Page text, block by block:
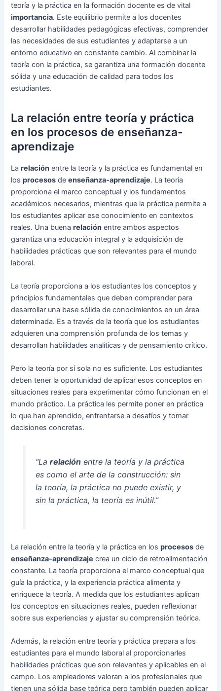
teoría y la práctica en la formación docente es de vital
importancia. Este equilibrio permite a los docentes
desarrollar habilidades pedagógicas efectivas, comprender
las necesidades de sus estudiantes y adaptarse a un
entorno educativo en constante cambio. Al combinar la
teoría con la práctica, se garantiza una formación docente
sólida y una educación de calidad para todos los
estudiantes.
La relación entre teoría y práctica
en los procesos de enseñanza-
aprendizaje
Larelación entre la teoría y la práctica es fundamental en
losprocesos deenseñanza-aprendizaje. La teoría
proporciona el marco conceptual y los fundamentos
académicos necesarios, mientras que la práctica permite a
los estudiantes aplicar ese conocimiento en contextos
reales. Una buenarelación entre ambos aspectos
garantiza una educación integral y la adquisición de
habilidades prácticas que son relevantes para el mundo
laboral.
La teoría proporciona a los estudiantes los conceptos y
principios fundamentales que deben comprender para
desarrollar una base sólida de conocimientos en un área
determinada. Es a través de la teoría que los estudiantes
adquieren una comprensión profunda de los temas y
desarrollan habilidades analíticas y de pensamiento crítico.
Pero la teoría por sí sola no es suficiente. Los estudiantes
deben tener la oportunidad de aplicar esos conceptos en
situaciones reales para experimentar cómo funcionan en el
mundo práctico. La práctica les permite poner en práctica
lo que han aprendido, enfrentarse a desafíos y tomar
decisiones concretas.
“La relaciónentre la teoría y la práctica
es como el arte de la construcción: sin
la teoría, la práctica no puede existir, y
sin la práctica, la teoría es inútil.”
La relación entre la teoría y la práctica en losprocesos de
enseñanza-aprendizaje crea un ciclo de retroalimentación
constante. La teoría proporciona el marco conceptual que
guía la práctica, y la experiencia práctica alimenta y
enriquece la teoría. A medida que los estudiantes aplican
los conceptos en situaciones reales, pueden reflexionar
sobre sus experiencias y ajustar su comprensión teórica.
Además, la relación entre teoría y práctica prepara a los
estudiantes para el mundo laboral al proporcionarles
habilidades prácticas que son relevantes y aplicables en el
campo. Los empleadores valoran a los profesionales que
tienen una sólida base teórica pero también pueden aplicar